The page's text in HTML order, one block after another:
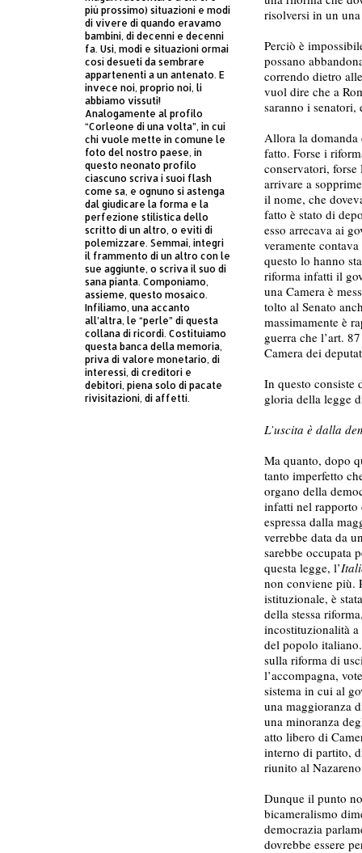
risolversi in un
Perciò è
possano
correndo dietro
vuol dire che a
saranno i senatori,
Allora la domanda
fatto. Forse i
conservatori,
arrivare a
il nome, che
fatto è stato di
esso arrecava ai
veramente
questo lo hanno
riforma infatti il
una Camera è
tolto al Senato
massimamente è
guerra che l’art.
Camera dei
In questo consiste
gloria della legge
L’uscita è dalla
Ma quanto, dopo
tanto imperfetto
organo della
infatti nel rapporto
espressa dalla
verrebbe data da
sarebbe occupata
questa legge, l’
non conviene più.
istituzionale, è
della stessa
incostituzionalità
del popolo
sulla riforma di
l’accompagna,
sistema in cui al
una maggioranza
una minoranza
atto libero di
interno di partito,
riunito al
Dunque il punto
bicameralismo
democrazia
dovrebbe essere
più prossimo) situazioni e modi
di vivere di quando eravamo
bambini, di decenni e decenni
fa. Usi, modi e situazioni ormai
così desueti da sembrare
appartenenti a un antenato. E
invece noi, proprio noi, li
abbiamo vissuti!
Analogamente al profilo
“Corleone di una volta”, in cui
chi vuole mette in comune le
foto del nostro paese, in
questo neonato profilo
ciascuno scriva i suoi flash
come sa, e ognuno si astenga
dal giudicare la forma e la
perfezione stilistica dello
scritto di un altro, o eviti di
polemizzare. Semmai, integri
il frammento di un altro con le
sue aggiunte, o scriva il suo di
sana pianta. Componiamo,
assieme, questo mosaico.
Infiliamo, una accanto
all’altra, le “perle” di questa
collana di ricordi. Costituiamo
questa banca della memoria,
priva di valore monetario, di
interessi, di creditori e
debitori, piena solo di pacate
rivisitazioni, di affetti.